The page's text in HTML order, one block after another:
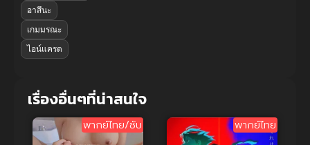
อาสึนะ
เกมมรณะ
ไอน์แครด
เรื่องอื่นๆที่น่าสนใจ
พากย์ไทย/ซับ พากย์ไทย